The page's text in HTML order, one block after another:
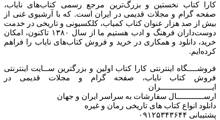
کارا کتاب نخستین و بزرگ‌ترین مرجع رسمی کتاب‌های نایاب،
صفحه گرام و مجلات قدیمی در ایران است. که با آرشیوی غنی از
بیش از صد هزار عنوان کتاب کمیاب، کلکسیونی و تاریخی در خدمت
دوست‌داران فرهنگ و ادب هستیم ما از سال ۱۳۸۰ تاکنون، امکان
خرید، دانلود و همکاری در خرید و فروش کتاب‌های نایاب را فراهم
کرده‌ایم.
فروشــــگاه اینترنتی کارا کتاب اولین و بزرگترین ســایت اینترنتی
فروش کتاب نایاب، صفحه گرام و مجلات قدیمی در
ایـــــــــــــــــــــران
ارســـــــــــال سفارشات به سراسر ایران و جهان
دانلود انواع کتاب های تاریخی رمان و غیره
پشتیبانی ۰۹۱۲۵۳۴۳۶۴۴